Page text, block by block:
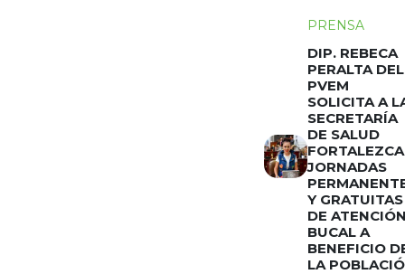
PRENSA
DIP. REBECA
PERALTA DEL
PVEM
SOLICITA A
SECRETARÍA
DE SALUD
FORTALEZCA
JORNADAS
Y GRATUITAS
DE
BUCAL A
BENEFICIO
LA